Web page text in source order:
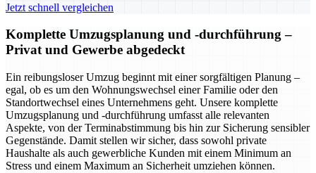
Jetzt schnell vergleichen
Komplette Umzugsplanung und -durchführung –
Privat und Gewerbe abgedeckt
Ein reibungsloser Umzug beginnt mit einer sorgfältigen Planung –
egal, ob es um den Wohnungswechsel einer Familie oder den
Standortwechsel eines Unternehmens geht. Unsere komplette
Umzugsplanung und -durchführung umfasst alle relevanten
Aspekte, von der Terminabstimmung bis hin zur Sicherung sensibler
Gegenstände. Damit stellen wir sicher, dass sowohl private
Haushalte als auch gewerbliche Kunden mit einem Minimum an
Stress und einem Maximum an Sicherheit umziehen können.